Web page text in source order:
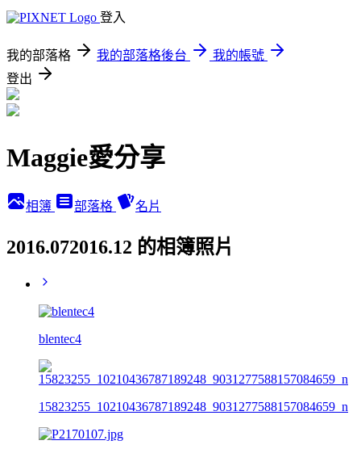
登入
我的部落格 我的部落格後台
我的帳號
登出
Maggie愛分享
相簿 部落格 名片
2016.072016.12 的相簿照片
blentec4
15823255_10210436787189248_9031277588157084659_n